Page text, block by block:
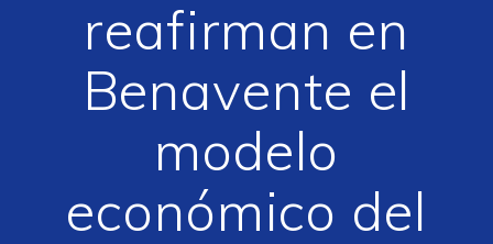
reafirman en
Benavente el
modelo
económico del